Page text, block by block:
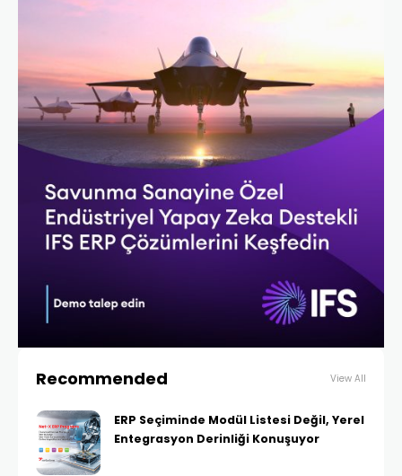
Recommended View All
ERP Seçiminde Modül Listesi Değil, Yerel
Entegrasyon Derinliği Konuşuyor